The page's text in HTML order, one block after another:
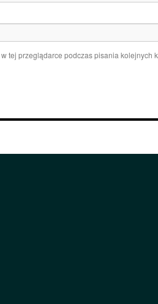
tej przeglądarce podczas pisania kolejnych